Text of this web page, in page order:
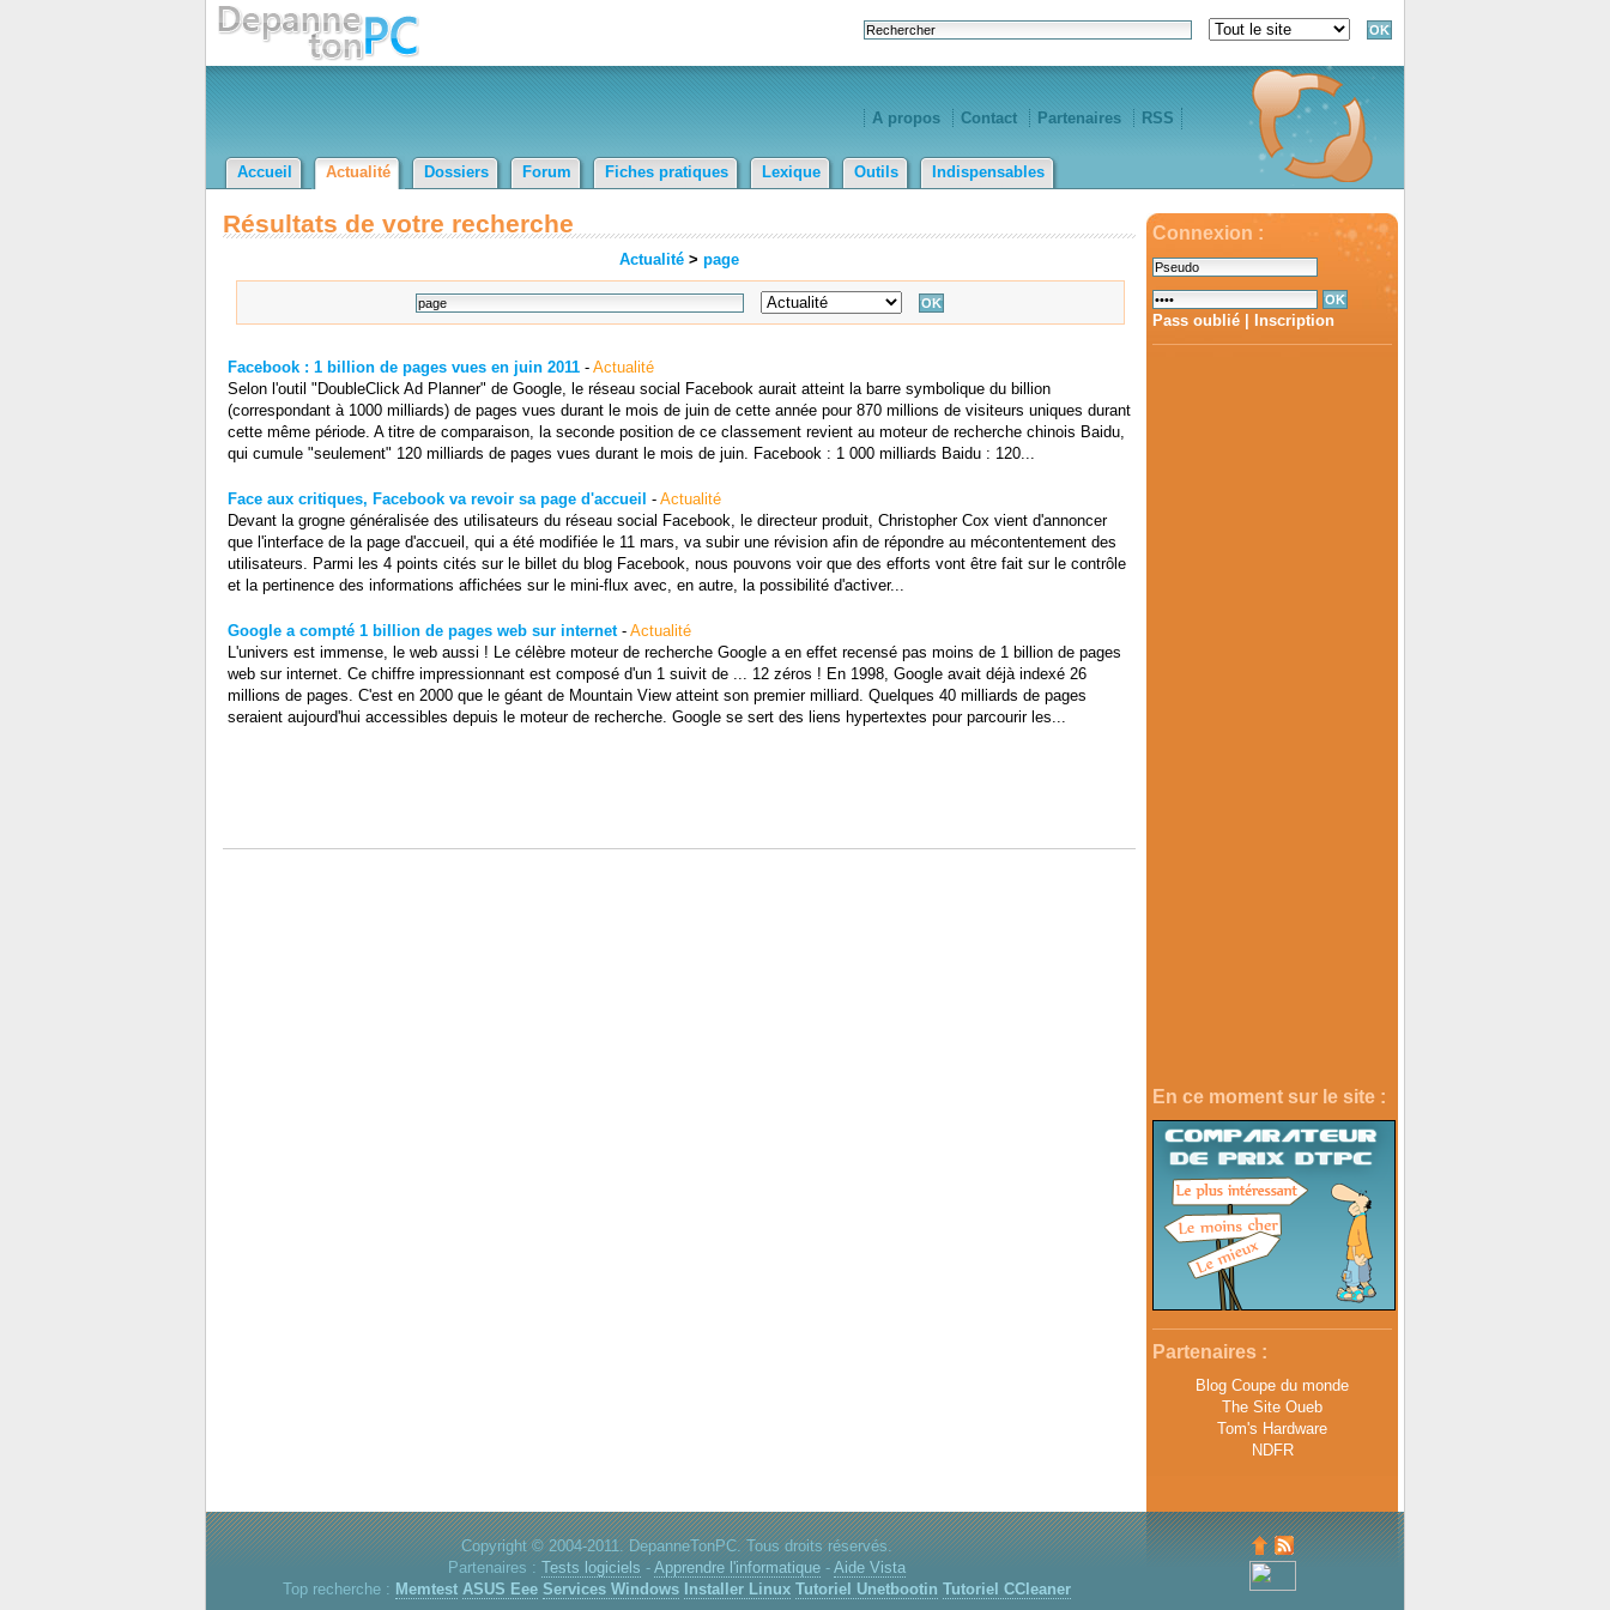
A propos Contact Partenaires RSS
Accueil Actualité Dossiers Forum Fiches pratiques Lexique Outils Indispensables
Connexion :
Pass oublié Inscription
En ce moment sur le site :
Partenaires :
Blog Coupe du monde
The Site Oueb
Tom's Hardware
NDFR
Résultats de votre recherche
Actualité > page
Facebook : 1 billion de pages vues en juin 2011- Actualité
Selon l'outil "DoubleClick Ad Planner" de Google, le réseau social Facebook aurait atteint la barre symbolique du billion
(correspondant à 1000 milliards) de pages vues durant le mois de juin de cette année pour 870 millions de visiteurs uniques durant
cette même période. A titre de comparaison, la seconde position de ce classement revient au moteur de recherche chinois Baidu,
qui cumule "seulement" 120 milliards de pages vues durant le mois de juin. Facebook : 1 000 milliards Baidu : 120...
Face aux critiques, Facebook va revoir sa page d'accueil - Actualité
Devant la grogne généralisée des utilisateurs du réseau social Facebook, le directeur produit, Christopher Cox vient d'annoncer
que l'interface de la page d'accueil, qui a été modifiée le 11 mars, va subir une révision afin de répondre au mécontentement des
utilisateurs. Parmi les 4 points cités sur le billet du blog Facebook, nous pouvons voir que des efforts vont être fait sur le contrôle
et la pertinence des informations affichées sur le mini-flux avec, en autre, la possibilité d'activer...
Google a compté 1 billion de pages web sur internet- Actualité
L'univers est immense, le web aussi ! Le célèbre moteur de recherche Google a en effet recensé pas moins de 1 billion de pages
web sur internet. Ce chiffre impressionnant est composé d'un 1 suivit de ... 12 zéros ! En 1998, Google avait déjà indexé 26
millions de pages. C'est en 2000 que le géant de Mountain View atteint son premier milliard. Quelques 40 milliards de pages
seraient aujourd'hui accessibles depuis le moteur de recherche. Google se sert des liens hypertextes pour parcourir les...
Copyright © 2004-2011. DepanneTonPC. Tous droits réservés.
Partenaires : Tests logiciels - Apprendre l'informatique- Aide Vista
Top recherche : Memtest ASUS Eee Services Windows Installer Linux Tutoriel Unetbootin Tutoriel CCleaner